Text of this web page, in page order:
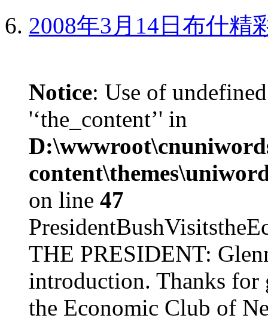
2008年3月14日布什精
Notice: Use of
'‘the_content’' in
on line 47
THE PRESIDENT:
introduction. Thanks for
the Economic Club of